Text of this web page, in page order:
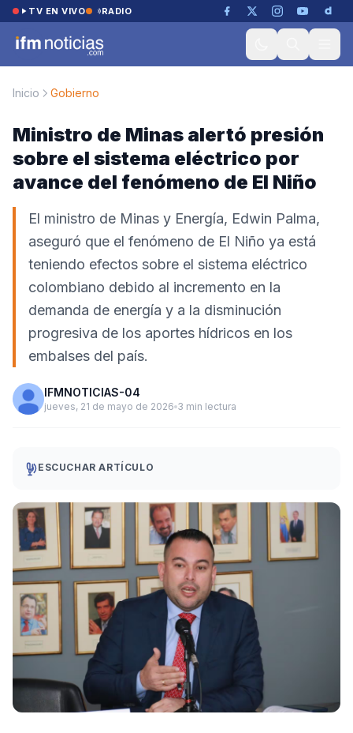
Saltar al contenido
TV EN VIVO RADIO
Inicio Gobierno
Ministro de Minas alertó presión
sobre el sistema eléctrico por
avance del fenómeno de El Niño
El ministro de Minas y Energía, Edwin Palma,
aseguró que el fenómeno de El Niño ya está
teniendo efectos sobre el sistema eléctrico
colombiano debido al incremento en la
demanda de energía y a la disminución
progresiva de los aportes hídricos en los
embalses del país.
IFMNOTICIAS-04
jueves, 21 de mayo de 2026 3 min lectura
ESCUCHAR ARTÍCULO